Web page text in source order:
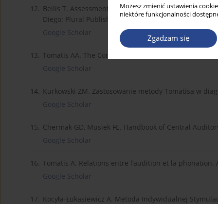
Możesz zmienić ustawienia
niektóre funkcjonalności
Zgadzam się
12. Bellis T. Assessment and Management of Central
Diego: Plural Publishing; 2002.
Google Scholar
13. Tomatis AA. The Conscious Ear: My Life of
Google Scholar
14. Kurkowski ZM. Zastosowanie metody Tomatisa w
Google Scholar
15. Chermak GD, Musiek FE. Handbook of Central
Google Scholar
16. Tomatis A. Relations entre l’audition et la phonation.
Google Scholar
17. Kocyła-Łukasiewicz A. Metoda Indywidualnej